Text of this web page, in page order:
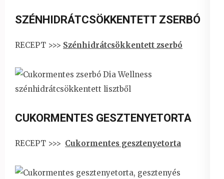
SZÉNHIDRÁTCSÖKKENTETT ZSERBÓ
RECEPT >>> Szénhidrátcsökkentett zserbó
CUKORMENTES GESZTENYETORTA
RECEPT >>> Cukormentes gesztenyetorta